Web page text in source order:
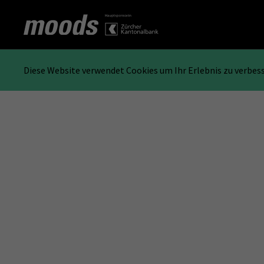
Diese Website verwendet Cookies um Ihr Erlebnis zu